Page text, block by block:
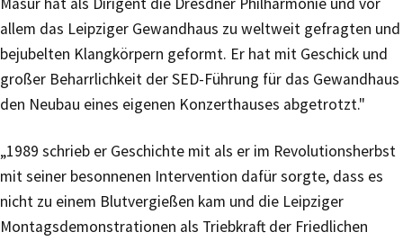
allem das Leipziger Gewandhaus zu weltweit gefragten und
bejubelten Klangkörpern geformt. Er hat mit Geschick und
großer Beharrlichkeit der SED-Führung für das Gewandhaus
den Neubau eines eigenen Konzerthauses abgetrotzt."
„1989 schrieb er Geschichte mit als er im Revolutionsherbst
mit seiner besonnenen Intervention dafür sorgte, dass es
nicht zu einem Blutvergießen kam und die Leipziger
Montagsdemonstrationen als Triebkraft der Friedlichen